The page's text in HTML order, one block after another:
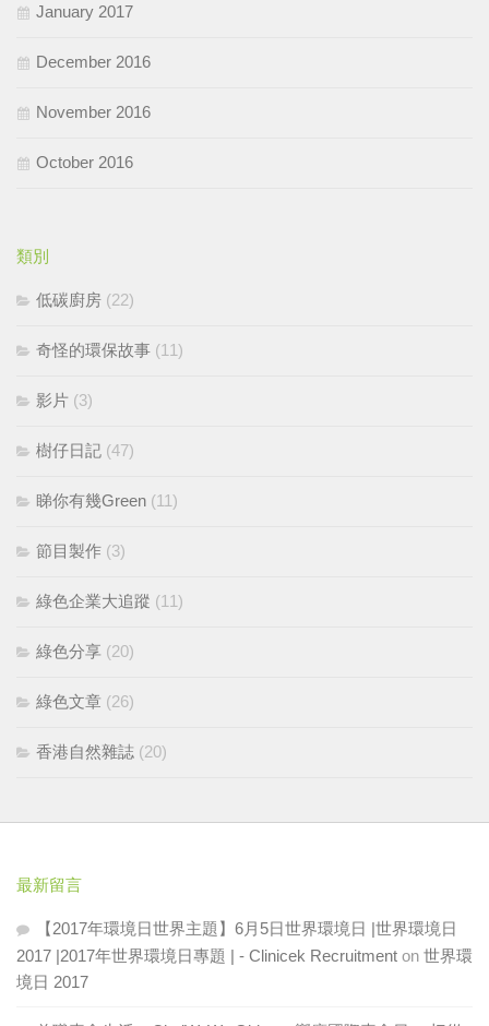
January 2017
December 2016
November 2016
October 2016
類別
低碳廚房 (22)
奇怪的環保故事 (11)
影片 (3)
樹仔日記 (47)
睇你有幾Green (11)
節目製作 (3)
綠色企業大追蹤 (11)
綠色分享 (20)
綠色文章 (26)
香港自然雜誌 (20)
最新留言
【2017年環境日世界主題】6月5日世界環境日 |世界環境日
2017 |2017年世界環境日專題 | - Clinicek Recruitment on 世界環
境日 2017